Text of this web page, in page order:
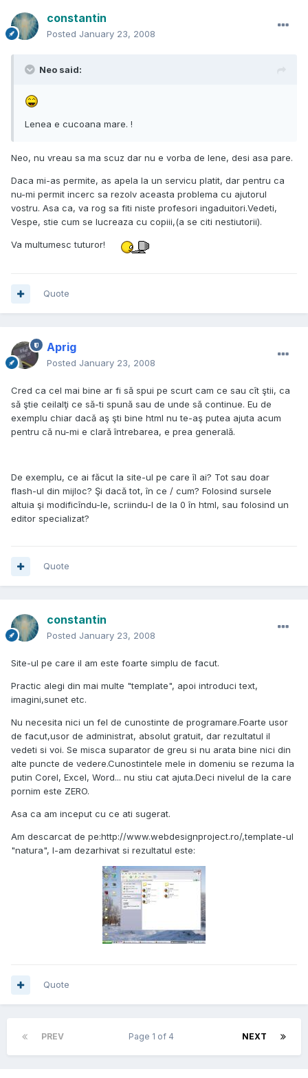
constantin
Posted January 23, 2008
Neo said:
Lenea e cucoana mare. !
Neo, nu vreau sa ma scuz dar nu e vorba de lene, desi asa pare.
Daca mi-as permite, as apela la un servicu platit, dar pentru ca
nu-mi permit incerc sa rezolv aceasta problema cu ajutorul
vostru. Asa ca, va rog sa fiti niste profesori ingaduitori.Vedeti,
Vespe, stie cum se lucreaza cu copiii,(a se citi nestiutorii).
Va multumesc tuturor!
Quote
Aprig
Posted January 23, 2008
Cred ca cel mai bine ar fi să spui pe scurt cam ce sau cît ştii, ca
să ştie ceilalţi ce să-ti spună sau de unde să continue. Eu de
exemplu chiar dacă aş şti bine html nu te-aş putea ajuta acum
pentru că nu-mi e clară întrebarea, e prea generală.
De exemplu, ce ai făcut la site-ul pe care îl ai? Tot sau doar
flash-ul din mijloc? Şi dacă tot, în ce / cum? Folosind sursele
altuia şi modificîndu-le, scriindu-l de la 0 în html, sau folosind un
editor specializat?
Quote
constantin
Posted January 23, 2008
Site-ul pe care il am este foarte simplu de facut.
Practic alegi din mai multe "template", apoi introduci text,
imagini,sunet etc.
Nu necesita nici un fel de cunostinte de programare.Foarte usor
de facut,usor de administrat, absolut gratuit, dar rezultatul il
vedeti si voi. Se misca suparator de greu si nu arata bine nici din
alte puncte de vedere.Cunostintele mele in domeniu se rezuma la
putin Corel, Excel, Word... nu stiu cat ajuta.Deci nivelul de la care
pornim este ZERO.
Asa ca am inceput cu ce ati sugerat.
Am descarcat de pe:http://www.webdesignproject.ro/,template-ul
"natura", l-am dezarhivat si rezultatul este:
Quote
PREV NEXT
Page 1 of 4